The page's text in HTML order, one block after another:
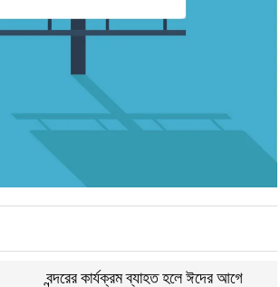
বন্দরের কার্যক্রম ব্যাহত হলে ঈদের আগে